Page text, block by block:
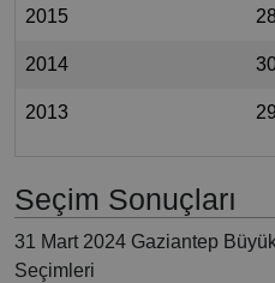
2015
2014
2013
Seçim Sonuçları
31 Mart 2024 Gaziantep
Seçimleri